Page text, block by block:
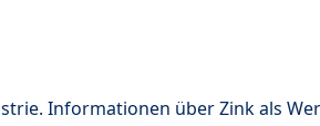
Informationen über Zink als